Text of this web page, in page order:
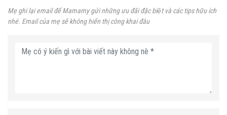
Mẹ ghi lại email để Mamamy gửi những ưu đãi đặc biệt và các tips hữu ích
nhé. Email của mẹ sẽ không hiển thị công khai đâu